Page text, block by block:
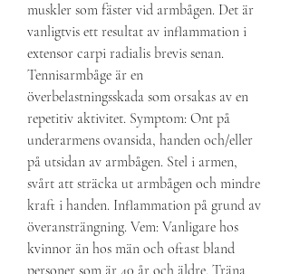
muskler som fäster vid armbågen. Det är
vanligtvis ett resultat av inflammation i
extensor carpi radialis brevis senan.
Tennisarmbåge är en
överbelastningsskada som orsakas av en
repetitiv aktivitet. Symptom: Ont på
underarmens ovansida, handen och/eller
på utsidan av armbågen. Stel i armen,
svårt att sträcka ut armbågen och mindre
kraft i handen. Inflammation på grund av
överansträngning. Vem: Vanligare hos
kvinnor än hos män och oftast bland